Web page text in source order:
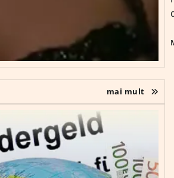
mai mult